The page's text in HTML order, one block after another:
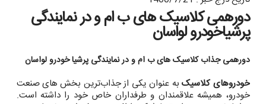
دورهمی کلاسیک های ب ام و در نمایندگی
پرشیاخودرو لواسان
دورهمی جذاب کلاسیک های ب ام و در نمایندگی پرشیا خودرو لواسان
خودروهای کلاسیکبه عنوان یکی از جذاب‌ترین بخش های صنعت
خودرو، همیشه علاقمندان و طرفداران خاص خود را داشته است.